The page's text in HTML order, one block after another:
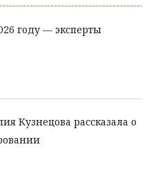
году — эксперты
Кузнецова рассказала о